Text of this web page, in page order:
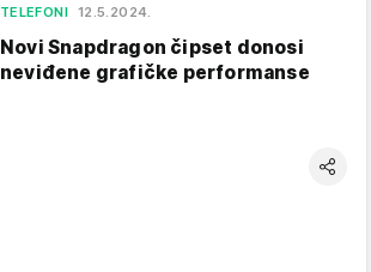
TELEFONI 12.5.2024.
Novi Snapdragon čipset donosi
neviđene grafičke performanse